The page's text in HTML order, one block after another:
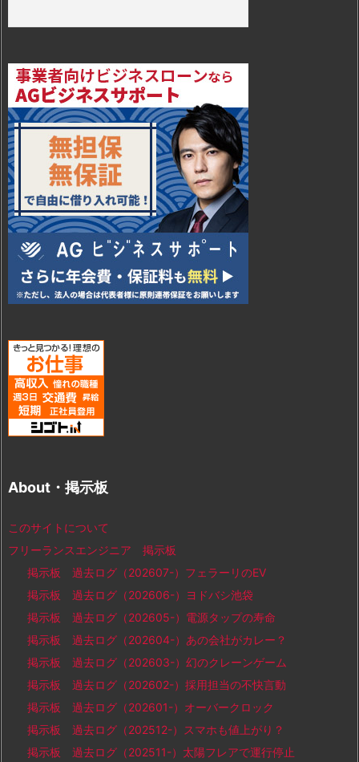
About・掲示板
このサイトについて
フリーランスエンジニア 掲示板
掲示板 過去ログ（202607-）フェラーリのEV
掲示板 過去ログ（202606-）ヨドバシ池袋
掲示板 過去ログ（202605-）電源タップの寿命
掲示板 過去ログ（202604-）あの会社がカレー？
掲示板 過去ログ（202603-）幻のクレーンゲーム
掲示板 過去ログ（202602-）採用担当の不快言動
掲示板 過去ログ（202601-）オーバークロック
掲示板 過去ログ（202512-）スマホも値上がり？
掲示板 過去ログ（202511-）太陽フレアで運行停止